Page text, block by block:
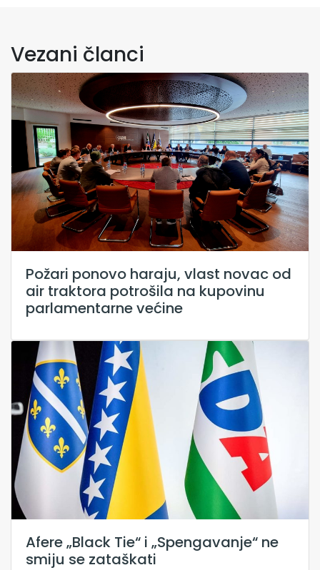
Vezani članci
Požari ponovo haraju, vlast novac od
air traktora potrošila na kupovinu
parlamentarne većine
Afere „Black Tie“ i „Spengavanje“ ne
smiju se zataškati